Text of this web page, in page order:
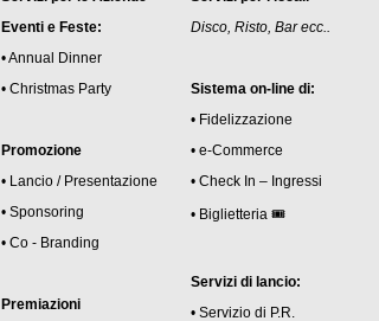
Eventi e Feste:
• Annual Dinner
• Christmas Party
Promozione
• Lancio / Presentazione
• Sponsoring
• Co - Branding
Premiazioni
Disco, Risto, Bar ecc..
Sistema on-line di:
• Fidelizzazione
• e-Commerce
• Check In – Ingressi
• Biglietteria 🎟
Servizi di lancio:
• Servizio di P.R.